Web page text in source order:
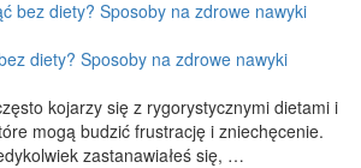
diety? Sposoby na zdrowe nawyki
kojarzy się z rygorystycznymi dietami i
mogą budzić frustrację i zniechęcenie.
zastanawiałeś się, …